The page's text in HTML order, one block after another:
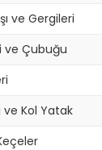
ve Gergileri
ve Çubuğu
ve Kol Yatak